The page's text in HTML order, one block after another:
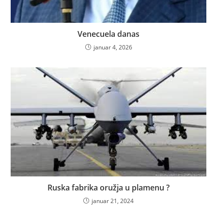
Venecuela danas
januar 4, 2026
Ruska fabrika oružja u plamenu ?
januar 21, 2024